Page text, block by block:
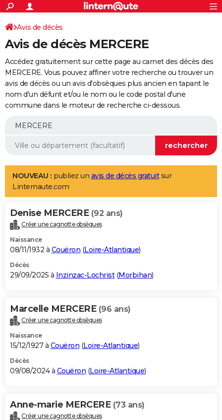
ACTUALITÉS
Politique
Société
Faits Divers
Education
Monde
Villes
+
SPORT
Coupe du monde 2026
Football
Tennis
Cyclisme
Rugby
Forum
Programme TV
TNT
Streaming
Cinéma
Sorties cinéma
Musique
+
FINANCE
Retraite
Epargne
Immobilier
Risques naturels par ville
Banque
Assurance
AUTO
Essais
Réserver un essai
Citadines
Berlines
SUV
Forum auto
+
Mobiles
Meilleur smartphone
Internet
Ordinateurs
Jeux vidéo
Guide high-tech
Aménagement intérieur
LIFESTYLE
Art de vivre
Bien-être
Loisirs
Mode
Modes de vie
Alimentation
Guide de la santé
Maladies
Médicaments
Sommeil
VOYAGE
Destinations
City break
Voyage nature
Voyage de noces
Forum
Climat
+PHOTO
GUIDES D'ACHAT
BONS PLANS
Carte de Noël
Carte Bonne année
Carte Saint-Valentin
Carte Pâques
Carte d'anniversaire
DICTIONNAIRE
Dictionnaire
Biographies
Citations
Expressions
Proverbes
PROGRAMME TV
S'inscrire
Se connecter
Lycées
Collèges
Primaires
Universités
Entreprises
Service militaire
Avis de recherche
AVIS DE DÉCÈS
Bricolage
Lifestyle
Culture
Sport
Auto
Television
Voyage
Cinema
Avis de décès
Avis de décès MERCERE
Accédez gratuitement sur cette page au carnet des décès des
MERCERE. Vous pouvez affiner votre recherche ou trouver un
avis de décès ou un avis d'obsèques plus ancien en tapant le
nom d'un défunt et/ou le nom ou le code postal d'une
commune dans le moteur de recherche ci-dessous.
NOUVEAU : publiez un avis de décès gratuitsur
Linternaute.com
Denise MERCERE (92 ans)
Créer une cagnotte obsèques
Naissance
08/11/1932 à Couëron (Loire-Atlantique)
Décès
29/09/2025 à Inzinzac-Lochrist(Morbihan)
Marcelle MERCERE (96 ans)
Créer une cagnotte obsèques
Naissance
15/12/1927 à Couëron (Loire-Atlantique)
Décès
09/08/2024 à Couëron (Loire-Atlantique)
Anne-marie MERCERE (73 ans)
Créer une cagnotte obsèques